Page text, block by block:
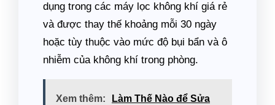
dụng trong các máy lọc không khí giá rẻ
và được thay thế khoảng mỗi 30 ngày
hoặc tùy thuộc vào mức độ bụi bẩn và ô
nhiễm của không khí trong phòng.
Xem thêm:
Làm Thế Nào để Sửa